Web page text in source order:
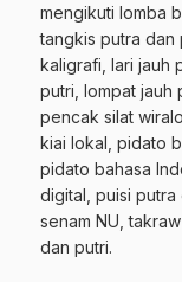
mengikuti lomba
tangkis putra dan
kaligrafi, lari jauh
putri, lompat jauh
pencak silat
kiai lokal, pidato
pidato bahasa
digital, puisi putra
senam NU,
dan putri.